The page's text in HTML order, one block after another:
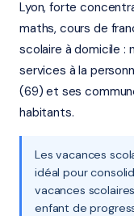
Lyon, forte
maths, cours de
scolaire à domicile :
services à la
(69) et ses
habitants.
Les vacances
idéal pour
vacances
enfant de